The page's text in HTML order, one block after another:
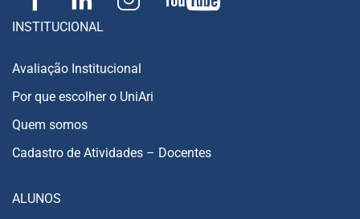
INSTITUCIONAL
Avaliação Institucional
Por que escolher o UniAri
Quem somos
Cadastro de Atividades – Docentes
ALUNOS